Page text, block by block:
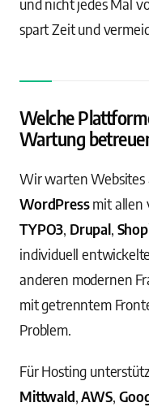
spart Zeit und
Welche
Wartung
Wir warten Websites
WordPressmit allen
TYPO3, Drupal,
individuell
anderen modernen
mit getrenntem
Problem.
Für Hosting
Mittwald,AWS,